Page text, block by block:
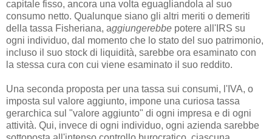
capitale fisso, ancora una volta eguagliandola al suo
consumo netto. Qualunque siano gli altri meriti o demeriti
della tassa Fisheriana, aggiungerebbe potere all'IRS su
ogni individuo, dal momento che lo stato del suo patrimonio,
incluso il suo stock di liquidità, sarebbe ora esaminato con
la stessa cura con cui viene esaminato il suo reddito.
Una seconda proposta per una tassa sui consumi, l'IVA, o
imposta sul valore aggiunto, impone una curiosa tassa
gerarchica sul "valore aggiunto" di ogni impresa e di ogni
attività. Qui, invece di ogni individuo, ogni azienda sarebbe